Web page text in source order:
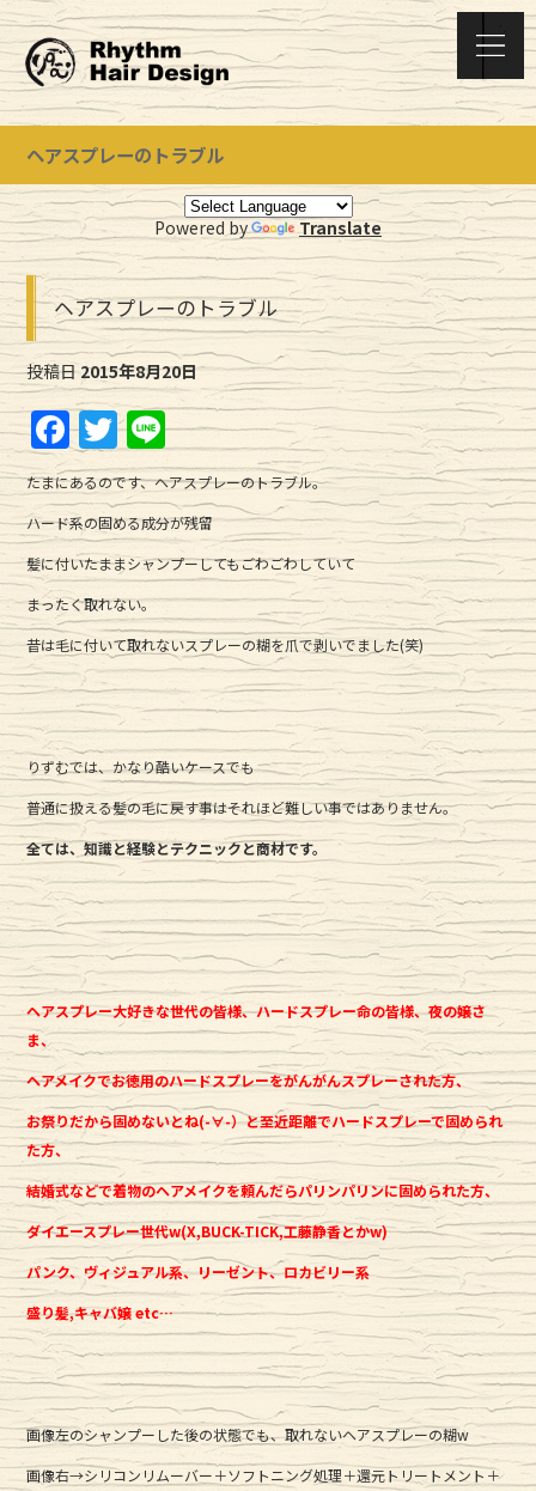
ヘアスプレーのトラブル
Powered by Translate
ヘアスプレーのトラブル
投稿日 2015年8月20日
F
a
c
e
b
o
o
k
T
w
it
te
r
Li
n
e
たまにあるのです、ヘアスプレーのトラブル。
ハード系の固める成分が残留
髪に付いたままシャンプーしてもごわごわしていて
まったく取れない。
昔は毛に付いて取れないスプレーの糊を爪で剥いでました(笑)
りずむでは、かなり酷いケースでも
普通に扱える髪の毛に戻す事はそれほど難しい事ではありません。
全ては、知識と経験とテクニックと商材です。
ヘアスプレー大好きな世代の皆様、ハードスプレー命の皆様、夜の嬢さ
ま、
ヘアメイクでお徳用のハードスプレーをがんがんスプレーされた方、
お祭りだから固めないとね(-∀-）と至近距離でハードスプレーで固められ
た方、
結婚式などで着物のヘアメイクを頼んだらパリンパリンに固められた方、
ダイエースプレー世代w(X,BUCK-TICK,工藤静香とかw)
パンク、ヴィジュアル系、リーゼント、ロカビリー系
盛り髪,キャバ嬢 etc…
画像左のシャンプーした後の状態でも、取れないヘアスプレーの糊w
画像右→シリコンリムーバー＋ソフトニング処理＋還元トリートメント＋